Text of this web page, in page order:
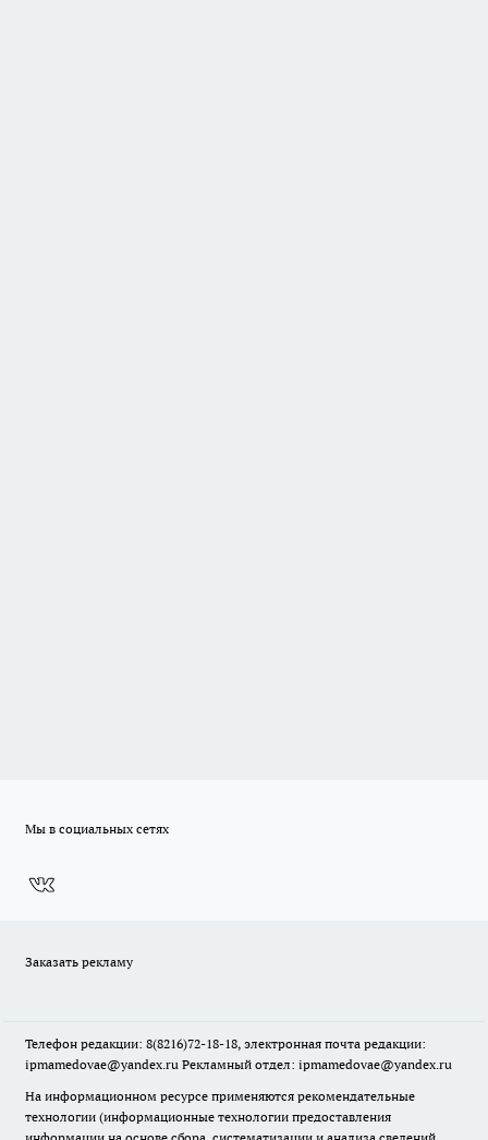
Мы в социальных сетях
Заказать рекламу
Телефон редакции: 8(8216)72-18-18, электронная почта редакции:
ipmamedovae@yandex.ru Рекламный отдел: ipmamedovae@yandex.ru
На информационном ресурсе применяются рекомендательные
технологии (информационные технологии предоставления